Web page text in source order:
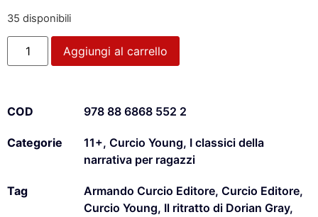
35 disponibili
Aggiungi al carrello
COD 978 88 6868 552 2
Categorie 11+, Curcio Young, I classici della
narrativa per ragazzi
Tag Armando Curcio Editore, Curcio Editore,
Curcio Young, Il ritratto di Dorian Gray,